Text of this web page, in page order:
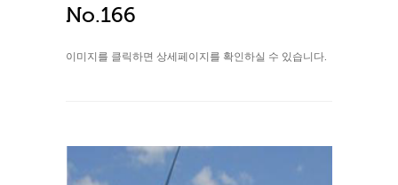
No.166
이미지를 클릭하면 상세페이지를 확인하실 수 있습니다.